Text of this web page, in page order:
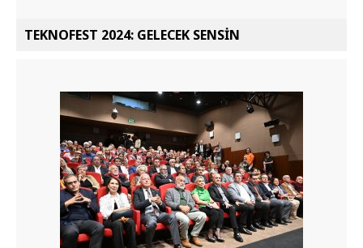
TEKNOFEST 2024: GELECEK SENSİN